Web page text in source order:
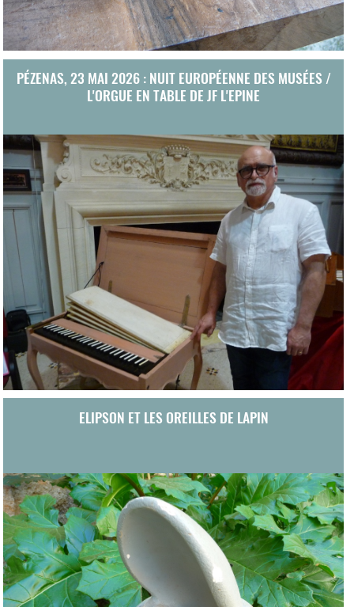
PÉZENAS, 23 MAI 2026 : NUIT EUROPÉENNE DES MUSÉES /
L'ORGUE EN TABLE DE JF L'EPINE
ELIPSON ET LES OREILLES DE LAPIN